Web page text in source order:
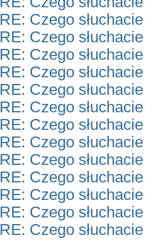
RE: Czego
RE: Czego
RE: Czego
RE: Czego
RE: Czego
RE: Czego
RE: Czego
RE: Czego
RE: Czego
RE: Czego
RE: Czego
RE: Czego
RE: Czego